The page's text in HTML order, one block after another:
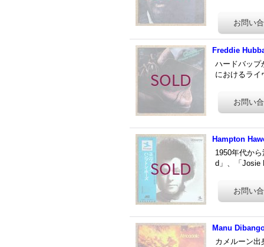
Freddie
ハードバップ
におけるラ
Hampton
1950年代か
d」、「Josie
Manu
カメルーン出